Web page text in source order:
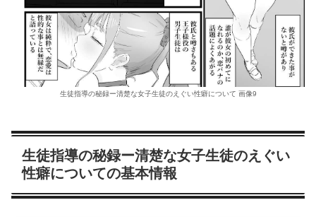
生徒指導の秘録ー清楚な女子生徒のえぐい性癖について 画像9
生徒指導の秘録ー清楚な女子生徒のえぐい
性癖についての基本情報